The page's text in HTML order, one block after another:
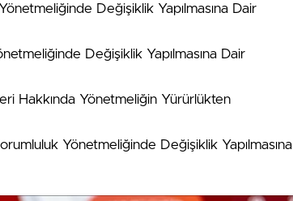
Değişiklik Yapılmasına Dair
Değişiklik Yapılmasına Dair
Hakkında Yönetmeliğin Yürürlükten
Yönetmeliğinde Değişiklik Yapılmasına